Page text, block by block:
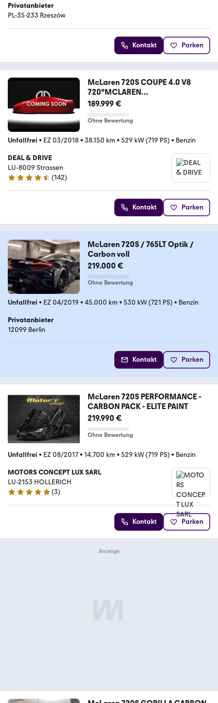
Privatanbieter
PL-35-233 Rzeszów
Kontakt Parken
McLaren 720S COUPE 4.0 V8
720°MCLAREN
ORANGE°PPF°STEALTH
189.999 €
Ohne Bewertung
Unfallfrei • EZ 03/2018• 38.150 km • 529 kW (719 PS) • Benzin
DEAL & DRIVE
LU-8009 Strassen
4.4 Sterne
(142)
Kontakt Parken
McLaren 720S / 765LT Optik /
Carbon voll
219.000 €
Ohne Bewertung
Unfallfrei • EZ 04/2019 • 45.000 km • 530 kW (721 PS) • Benzin
Privatanbieter
12099 Berlin
Kontakt Parken
McLaren 720S PERFORMANCE -
CARBON PACK - ELITE PAINT
219.990 €
Ohne Bewertung
Unfallfrei • EZ 08/2017• 14.700 km • 529 kW (719 PS) • Benzin
MOTORS CONCEPT LUX SARL
LU-2153 HOLLERICH
4.9 Sterne
(3)
Kontakt Parken